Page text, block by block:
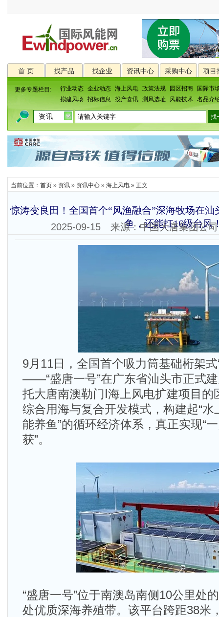
首 页 找产品 找企业 资讯中心 采购中心 项目
更多专题栏目: 行业动态 企业动态 海上风电 政策法规 园区招商
国际市
拟建风场
招标信息 投产喜讯 测风选址 风能技术 名品介
当前位置： 首页 » 资讯 » 资讯中心 » 海上风电 » 正文
惊涛变良田！全国首个“风渔融合”深海牧场在
鱼，还能扛16级台风
2025-09-15 来源：中国大唐集团公
9月11日，全国首个吸力筒基础桁架
——“盛唐一号”在广东省汕头市正式
托大唐南澳勒门Ⅰ海上风电扩建项目
综合用海与复合开发模式，构建起“
能养鱼”的循环经济体系，真正实现“
获”。
“盛唐一号”位于南澳岛南侧10公里处
处优质深海养殖带。该平台跨距38米